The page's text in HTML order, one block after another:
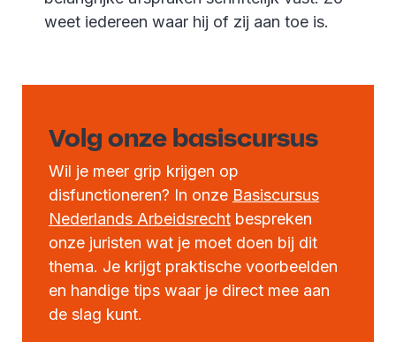
weet iedereen waar hij of zij aan toe is.
Volg onze basiscursus
Wil je meer grip krijgen op
disfunctioneren? In onze Basiscursus
Nederlands Arbeidsrecht bespreken
onze juristen wat je moet doen bij dit
thema. Je krijgt praktische voorbeelden
en handige tips waar je direct mee aan
de slag kunt.